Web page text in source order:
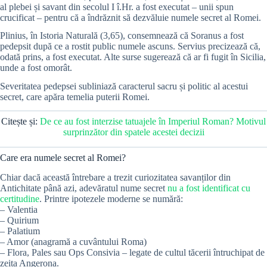
al plebei și savant din secolul I î.Hr. a fost executat – unii spun
crucificat – pentru că a îndrăznit să dezvăluie numele secret al Romei.
Plinius, în Istoria Naturală (3,65), consemnează că Soranus a fost
pedepsit după ce a rostit public numele ascuns. Servius precizează că,
odată prins, a fost executat. Alte surse sugerează că ar fi fugit în Sicilia,
unde a fost omorât.
Severitatea pedepsei subliniază caracterul sacru și politic al acestui
secret, care apăra temelia puterii Romei.
Citește și: De ce au fost interzise tatuajele în Imperiul Roman? Motivul
surprinzător din spatele acestei decizii
Care era numele secret al Romei?
Chiar dacă această întrebare a trezit curiozitatea savanților din
Antichitate până azi, adevăratul nume secret nu a fost identificat cu
certitudine. Printre ipotezele moderne se numără:
– Valentia
– Quirium
– Palatium
– Amor (anagramă a cuvântului Roma)
– Flora, Pales sau Ops Consivia – legate de cultul tăcerii întruchipat de
zeița Angerona.